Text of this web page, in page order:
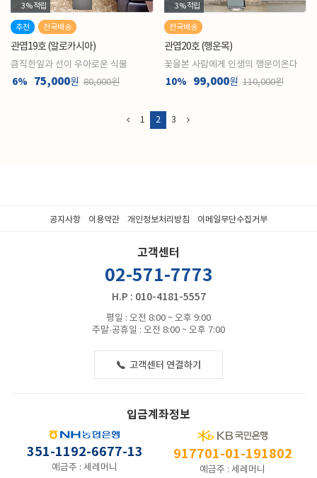
3%적립
추천 전국배송
관엽19호 (알로카시아)
큼직한잎과 선이 우아로운 식물
6% 75,000원 80,000원
3%적립
전국배송
관엽20호 (행운목)
꽃을본 사람에게 인생의 행운이온다
10% 99,000원 110,000원
1 2 3
공지사항 이용약관 개인정보처리방침 이메일무단수집거부
고객센터
02-571-7773
H.P : 010-4181-5557
평일 : 오전 8:00 ~ 오후 9:00
주말·공휴일 : 오전 8:00 ~ 오후 7:00
입금계좌정보
351-1192-6677-13
예금주 : 세레머니
917701-01-191802
예금주 : 세레머니